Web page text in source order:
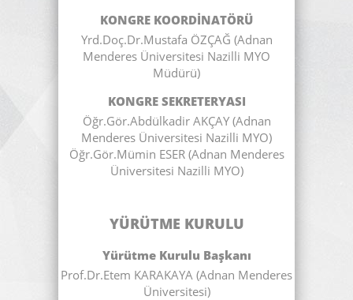
KONGRE KOORDİNATÖRÜ
Yrd.Doç.Dr.Mustafa ÖZÇAĞ (Adnan
Menderes Üniversitesi Nazilli MYO
Müdürü)
KONGRE SEKRETERYASI
Öğr.Gör.Abdülkadir AKÇAY (Adnan
Menderes Üniversitesi Nazilli MYO)
Öğr.Gör.Mümin ESER (Adnan Menderes
Üniversitesi Nazilli MYO)
YÜRÜTME KURULU
Yürütme Kurulu Başkanı
Prof.Dr.Etem KARAKAYA (Adnan Menderes
Üniversitesi)